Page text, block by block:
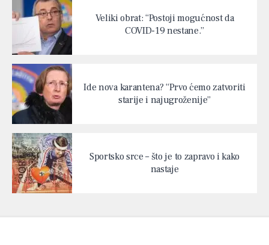
Veliki obrat: “Postoji mogućnost da
COVID-19 nestane.”
Ide nova karantena? “Prvo ćemo zatvoriti
starije i najugroženije”
Sportsko srce – što je to zapravo i kako
nastaje